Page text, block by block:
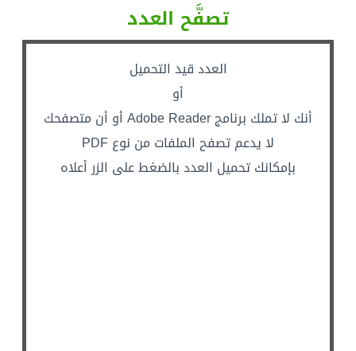
تصفَّح العدد
العدد قيد التحميل
أو
أنك لا تملك برنامج Adobe Reader أو أن متصفحك
لا يدعم تصفح الملفات من نوع PDF
بإمكانك تحميل العدد بالضغط على الزر أعلاه